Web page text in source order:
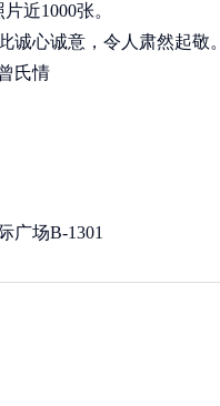
近1000张。
心诚意，令人肃然起敬。
广场B-1301